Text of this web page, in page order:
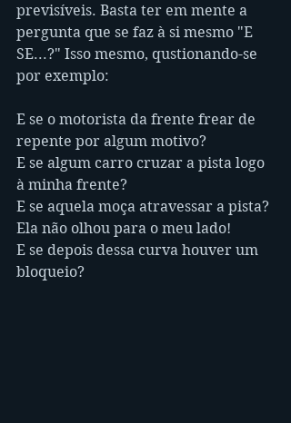
previsíveis. Basta ter em mente a
pergunta que se faz à si mesmo "E
SE...?" Isso mesmo, qustionando-se
por exemplo:
E se o motorista da frente frear de
repente por algum motivo?
E se algum carro cruzar a pista logo
à minha frente?
E se aquela moça atravessar a pista?
Ela não olhou para o meu lado!
E se depois dessa curva houver um
bloqueio?